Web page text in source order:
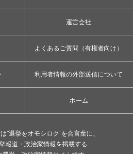
運営会社
よくあるご質問（有権者向け）
利用者情報の外部送信について
ホーム
”選挙をオモシロク”を合言葉に、
報道・政治家情報を掲載する